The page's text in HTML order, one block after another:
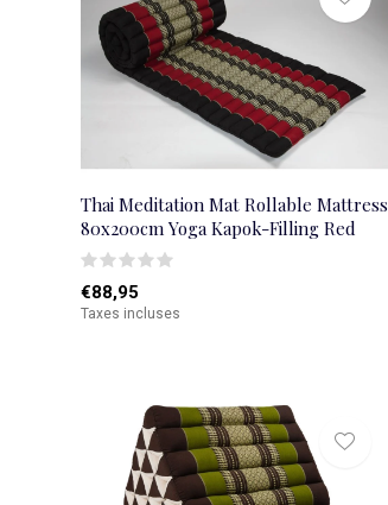
Thai Meditation Mat Rollable Mattress
80x200cm Yoga Kapok-Filling Red
€88,95
Taxes incluses